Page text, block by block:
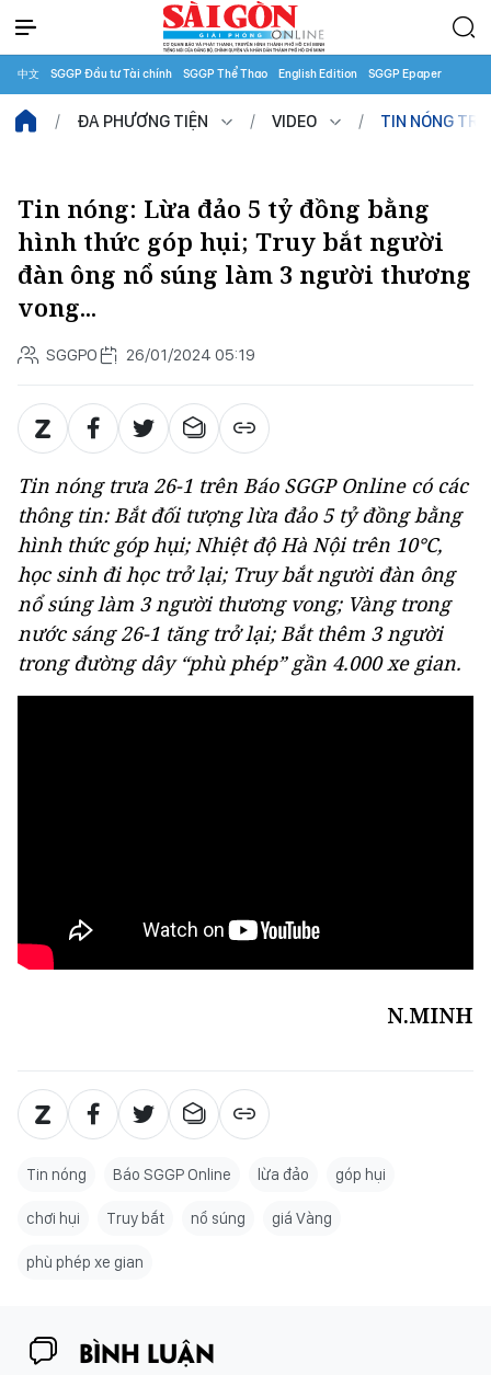
中文 SGGP Đầu tư Tài chính SGGP Thể Thao English Edition SGGP Epaper
ĐA PHƯƠNG TIỆN VIDEO TIN NÓNG
Tin nóng: Lừa đảo 5 tỷ đồng bằng
hình thức góp hụi; Truy bắt người
đàn ông nổ súng làm 3 người thương
vong...
SGGPO 26/01/2024 05:19
Tin nóng trưa 26-1 trên Báo SGGP Online có các
thông tin: Bắt đối tượng lừa đảo 5 tỷ đồng bằng
hình thức góp hụi; Nhiệt độ Hà Nội trên 10°C,
học sinh đi học trở lại; Truy bắt người đàn ông
nổ súng làm 3 người thương vong; Vàng trong
nước sáng 26-1 tăng trở lại; Bắt thêm 3 người
trong đường dây “phù phép” gần 4.000 xe gian.
N.MINH
Tin nóng Báo SGGP Online lừa đảo góp hụi
chơi hụi Truy bắt nổ súng giá Vàng
phù phép xe gian
BÌNH LUẬN